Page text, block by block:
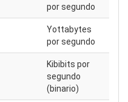
por segundo
Yottabytes
por segundo
Kibibits por
segundo
(binario)